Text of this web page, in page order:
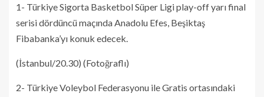
1- Türkiye Sigorta Basketbol Süper Ligi play-off yarı final
serisi dördüncü maçında Anadolu Efes, Beşiktaş
Fibabanka’yı konuk edecek.
(İstanbul/20.30) (Fotoğraflı)
2- Türkiye Voleybol Federasyonu ile Gratis ortasındaki